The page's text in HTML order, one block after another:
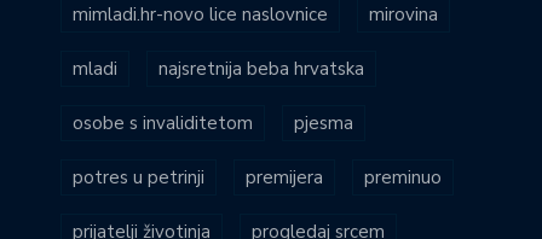
mimladi.hr-novo lice naslovnice mirovina
mladi najsretnija beba hrvatska
osobe s invaliditetom pjesma
potres u petrinji premijera preminuo
prijatelji životinja progledaj srcem